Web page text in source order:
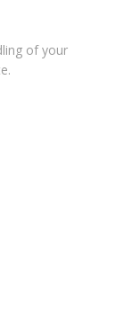
of your